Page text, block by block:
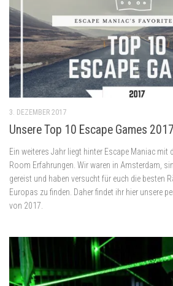
3. DEZEMBER 2017
Unsere Top 10 Escape Games 2017
Ein weiteres Jahr liegt hinter Escape Maniac mit
Room Erfahrungen. Wir waren in Amsterdam,
gereist und haben versucht für euch die besten
Europas zu finden. Daher findet ihr hier unsere
von 2017.